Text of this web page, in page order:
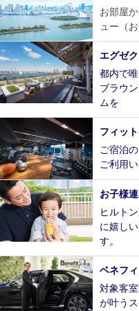
お部屋
ュー（
エグゼ
都内で
ブラウ
ムを
フィッ
ご宿泊
ご利用
お子様
ヒルト
に嬉し
す。
ベネフ
対象客
が叶う